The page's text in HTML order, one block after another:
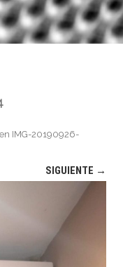
en IMG-20190926-
SIGUIENTE →